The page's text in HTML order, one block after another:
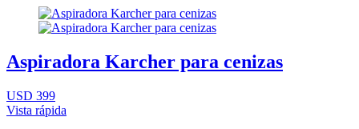
Aspiradora Karcher para cenizas
USD 399
Vista rápida